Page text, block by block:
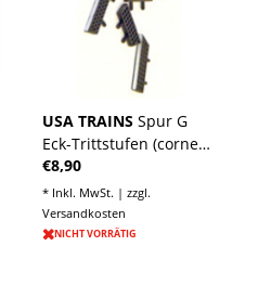
USA TRAINS Spur G
Eck-Trittstufen (corner
step) für GP38
€8,90
* Inkl. MwSt. | zzgl.
Versandkosten
NICHT VORRÄTIG